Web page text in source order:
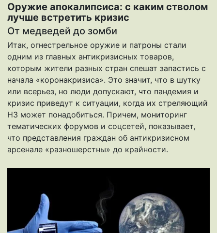
Оружие апокалипсиса: c каким стволом
лучше встретить кризис
От медведей до зомби
Итак, огнестрельное оружие и патроны стали
одним из главных антикризисных товаров,
которым жители разных стран спешат запастись с
начала «коронакризиса». Это значит, что в шутку
или всерьез, но люди допускают, что пандемия и
кризис приведут к ситуации, когда их стреляющий
НЗ может понадобиться. Причем, мониторинг
тематических форумов и соцсетей, показывает,
что представления граждан об антикризисном
арсенале «разношерстны» до крайности.